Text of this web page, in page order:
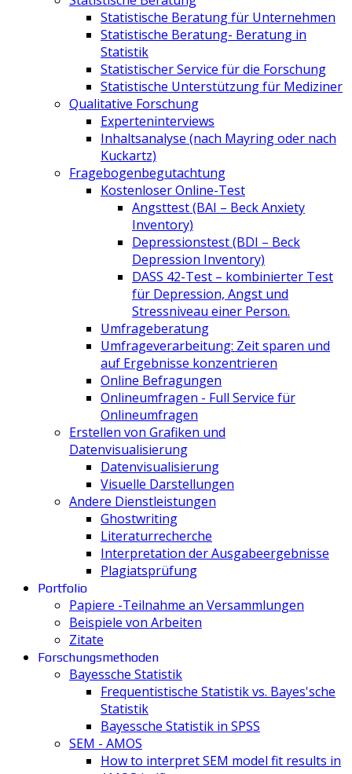
Statistische Beratung für Unternehmen
Statistische Beratung- Beratung in
Statistik
Statistischer Service für die Forschung
Statistische Unterstützung für Mediziner
Qualitative Forschung
Experteninterviews
Inhaltsanalyse (nach Mayring oder nach
Kuckartz)
Fragebogenbegutachtung
Kostenloser Online-Test
Angsttest (BAI – Beck Anxiety
Inventory)
Depressionstest (BDI – Beck
Depression Inventory)
DASS 42-Test – kombinierter Test
für Depression, Angst und
Stressniveau einer Person.
Umfrageberatung
Umfrageverarbeitung: Zeit sparen und
auf Ergebnisse konzentrieren
Online Befragungen
Onlineumfragen - Full Service für
Onlineumfragen
Erstellen von Grafiken und
Datenvisualisierung
Datenvisualisierung
Visuelle Darstellungen
Andere Dienstleistungen
Ghostwriting
Literaturrecherche
Interpretation der Ausgabeergebnisse
Plagiatsprüfung
Portfolio
Papiere -Teilnahme an Versammlungen
Beispiele von Arbeiten
Zitate
Forschungsmethoden
Bayessche Statistik
Frequentistische Statistik vs. Bayes'sche
Statistik
Bayessche Statistik in SPSS
SEM - AMOS
How to interpret SEM model fit results in